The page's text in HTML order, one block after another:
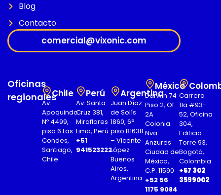
Blog
Contacto
comercial@vixonic.com
Oficinas
regionalesChile
Av.
Apoquindo
Nº 4499,
piso 6 Las
Condes,
Santiago,
Chile
Perú
Av. Santa
Cruz 381,
Miraflores
Lima, Perú
+51
941523222
Argentina
Juan Díaz
de Solís
1860, 6°
piso B1638
– Vicente
López
Buenos
Aires,
Argentina
México
Darwin 74
Piso 2, Of.
2A
Colonia
Nva.
Anzures
Ciudad de
México,
C.P. 11590
+52 56
1175 9084
Carrera
11a #93-
52, Oficina
304,
Edificio
Torre 93,
Bogotá,
Colombia
+57 302
3599002